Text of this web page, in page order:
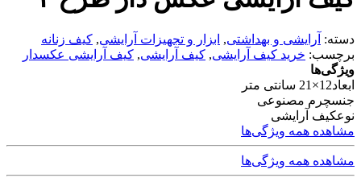
دسته: آرایشی و بهداشتی, ابزار و تجهیزات آرایشی, کیف زنانه
برچسب: خرید کیف آرایشی, کیف آرایشی, کیف آرایشی عکسدار
ویژگی‌ها
ابعاد12×21 سانتی متر
جنسچرم مصنوعی
نوعکیف آرایشی
مشاهده همه ویژگی‌ها
مشاهده همه ویژگی‌ها